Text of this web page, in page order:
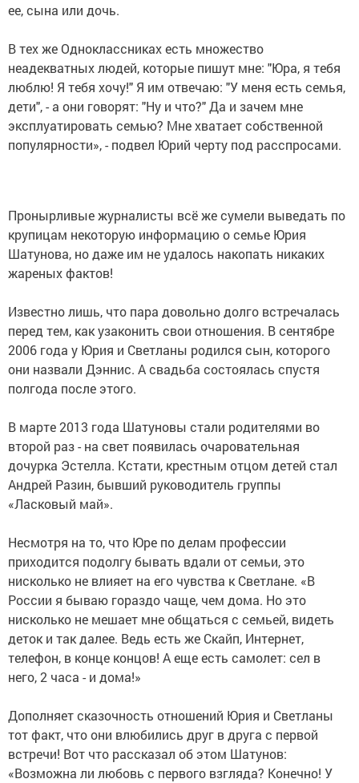
ее, сына или дочь.
В тех же Одноклассниках есть множество
неадекватных людей, которые пишут мне: "Юра, я тебя
люблю! Я тебя хочу!" Я им отвечаю: "У меня есть семья,
дети", - а они говорят: "Ну и что?" Да и зачем мне
эксплуатировать семью? Мне хватает собственной
популярности», - подвел Юрий черту под расспросами.
Пронырливые журналисты всё же сумели выведать по
крупицам некоторую информацию о семье Юрия
Шатунова, но даже им не удалось накопать никаких
жареных фактов!
Известно лишь, что пара довольно долго встречалась
перед тем, как узаконить свои отношения. В сентябре
2006 года у Юрия и Светланы родился сын, которого
они назвали Дэннис. А свадьба состоялась спустя
полгода после этого.
В марте 2013 года Шатуновы стали родителями во
второй раз - на свет появилась очаровательная
дочурка Эстелла. Кстати, крестным отцом детей стал
Андрей Разин, бывший руководитель группы
«Ласковый май».
Несмотря на то, что Юре по делам профессии
приходится подолгу бывать вдали от семьи, это
нисколько не влияет на его чувства к Светлане. «В
России я бываю гораздо чаще, чем дома. Но это
нисколько не мешает мне общаться с семьей, видеть
деток и так далее. Ведь есть же Скайп, Интернет,
телефон, в конце концов! А еще есть самолет: сел в
него, 2 часа - и дома!»
Дополняет сказочность отношений Юрия и Светланы
тот факт, что они влюбились друг в друга с первой
встречи! Вот что рассказал об этом Шатунов:
«Возможна ли любовь с первого взгляда? Конечно! У